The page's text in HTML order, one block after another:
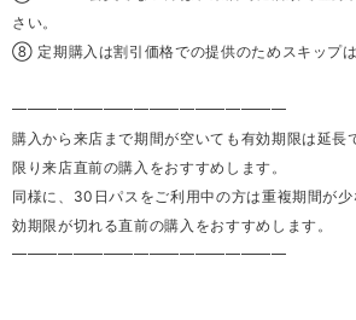
さい。
⑧ 定期購入は割引価格での提供のためスキップ
━━━━━━━━━━━━━━━━━━
購入から来店まで期間が空いても有効期限は延長
限り来店直前の購入をおすすめします。
同様に、30日パスをご利用中の方は重複期間が
効期限が切れる直前の購入をおすすめします。
━━━━━━━━━━━━━━━━━━